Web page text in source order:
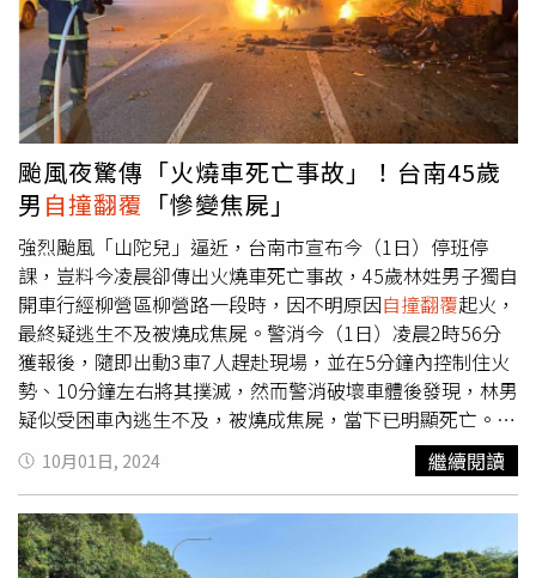
颱風夜驚傳「火燒車死亡事故」！台南45歲
男 自撞翻覆 「慘變焦屍」
強烈颱風「山陀兒」逼近，台南市宣布今（1日）停班停
課，豈料今凌晨卻傳出火燒車死亡事故，45歲林姓男子獨自
開車行經柳營區柳營路一段時，因不明原因自撞翻覆起火，
最終疑逃生不及被燒成焦屍。警消今（1日）凌晨2時56分
獲報後，隨即出動3車7人趕赴現場，並在5分鐘內控制住火
勢、10分鐘左右將其撲滅，然而警消破壞車體後發現，林男
疑似受困車內逃生不及，被燒成焦屍，當下已明顯死亡。45
歲林姓男子獨自開車行經柳營區柳營路一段，因不明原因自
撞翻覆起火，最終疑逃生不及被燒成焦屍。（圖／翻攝畫
面）據悉，該車輛並非死者所有，因此死者生前要開往何
處，以及詳細的肇事原因，仍待警方通知車主前來調查釐
清。
10月01日, 2024 繼續閱讀